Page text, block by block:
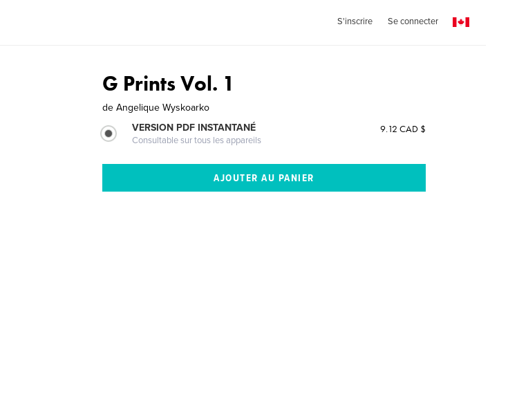
S'inscrire Se connecter
G Prints Vol. 1
de Angelique Wyskoarko
VERSION PDF INSTANTANÉ
Consultable sur tous les appareils
9.12 CAD $